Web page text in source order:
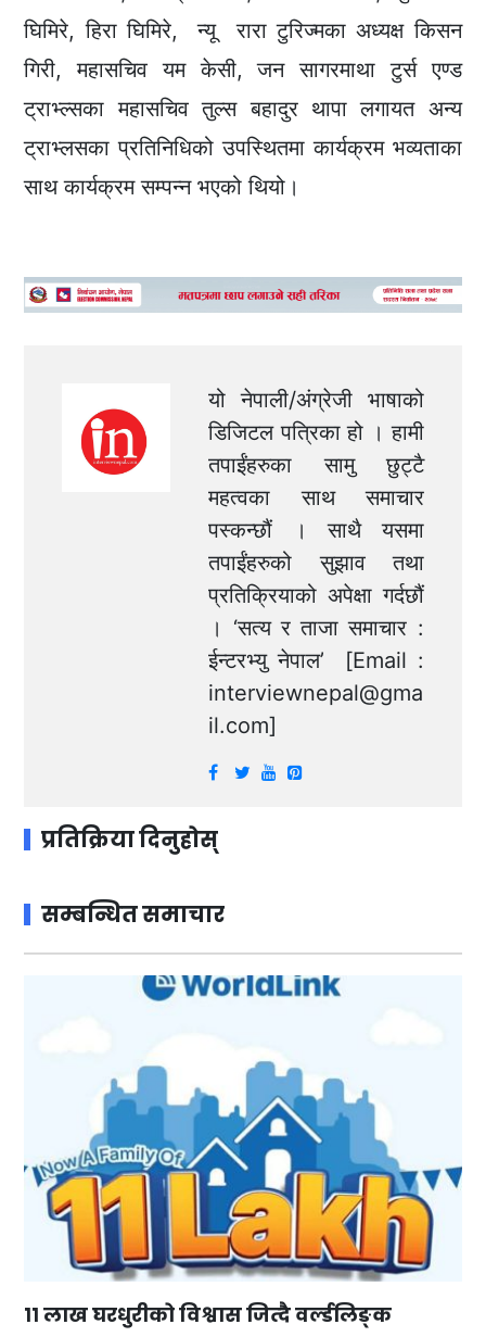
घिमिरे, हिरा घिमिरे, न्यू रारा टुरिज्मका अध्यक्ष किसन
गिरी, महासचिव यम केसी, जन सागरमाथा टुर्स एण्ड
ट्राभ्ल्सका महासचिव तुल्स बहादुर थापा लगायत अन्य
ट्राभ्लसका प्रतिनिधिको उपस्थितमा कार्यक्रम भव्यताका
साथ कार्यक्रम सम्पन्न भएको थियो।
यो नेपाली/अंग्रेजी भाषाको
डिजिटल पत्रिका हो । हामी
तपाईंहरुका सामु छुट्टै
महत्वका साथ समाचार
पस्कन्छौं । साथै यसमा
तपाईंहरुको सुझाव तथा
प्रतिक्रियाको अपेक्षा गर्दछौं
। ‘सत्य र ताजा समाचार :
ईन्टरभ्यु नेपाल’ [Email :
interviewnepal@gma
il.com]
प्रतिक्रिया दिनुहोस्
सम्बन्धित समाचार
११ लाख घरधुरीको विश्वास जित्दै वर्ल्डलिङ्क